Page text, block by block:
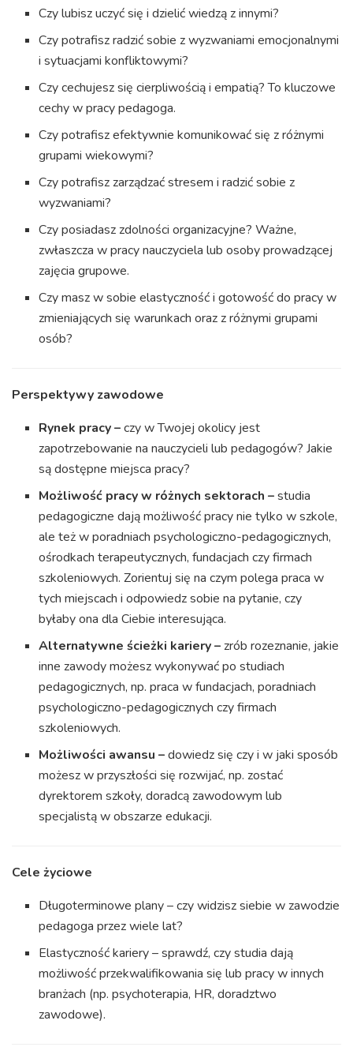
Czy lubisz uczyć się i dzielić wiedzą z innymi?
Czy potrafisz radzić sobie z wyzwaniami emocjonalnymi
i sytuacjami konfliktowymi?
Czy cechujesz się cierpliwością i empatią? To kluczowe
cechy w pracy pedagoga.
Czy potrafisz efektywnie komunikować się z różnymi
grupami wiekowymi?
Czy potrafisz zarządzać stresem i radzić sobie z
wyzwaniami?
Czy posiadasz zdolności organizacyjne? Ważne,
zwłaszcza w pracy nauczyciela lub osoby prowadzącej
zajęcia grupowe.
Czy masz w sobie elastyczność i gotowość do pracy w
zmieniających się warunkach oraz z różnymi grupami
osób?
Perspektywy zawodowe
Rynek pracy –czy w Twojej okolicy jest
zapotrzebowanie na nauczycieli lub pedagogów? Jakie
są dostępne miejsca pracy?
Możliwość pracy w różnych sektorach –studia
pedagogiczne dają możliwość pracy nie tylko w szkole,
ale też w poradniach psychologiczno-pedagogicznych,
ośrodkach terapeutycznych, fundacjach czy firmach
szkoleniowych. Zorientuj się na czym polega praca w
tych miejscach i odpowiedz sobie na pytanie, czy
byłaby ona dla Ciebie interesująca.
Alternatywne ścieżki kariery –zrób rozeznanie, jakie
inne zawody możesz wykonywać po studiach
pedagogicznych, np. praca w fundacjach, poradniach
psychologiczno-pedagogicznych czy firmach
szkoleniowych.
Możliwości awansu –dowiedz się czy i w jaki sposób
możesz w przyszłości się rozwijać, np. zostać
dyrektorem szkoły, doradcą zawodowym lub
specjalistą w obszarze edukacji.
Cele życiowe
Długoterminowe plany – czy widzisz siebie w zawodzie
pedagoga przez wiele lat?
Elastyczność kariery – sprawdź, czy studia dają
możliwość przekwalifikowania się lub pracy w innych
branżach (np. psychoterapia, HR, doradztwo
zawodowe).